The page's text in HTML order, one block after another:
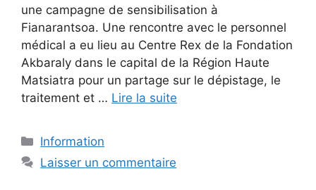
une campagne de sensibilisation à
Fianarantsoa. Une rencontre avec le personnel
médical a eu lieu au Centre Rex de la Fondation
Akbaraly dans le capital de la Région Haute
Matsiatra pour un partage sur le dépistage, le
traitement et … Lire la suite
Catégories
Information
Laisser un commentaire